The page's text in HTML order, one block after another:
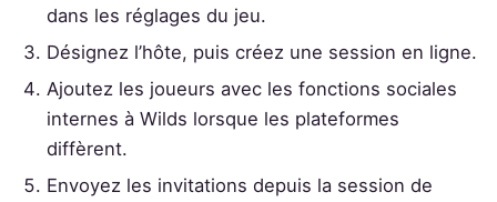
dans les réglages du jeu.
Désignez l’hôte, puis créez une session en ligne.
Ajoutez les joueurs avec les fonctions sociales
internes à Wilds lorsque les plateformes
diffèrent.
Envoyez les invitations depuis la session de